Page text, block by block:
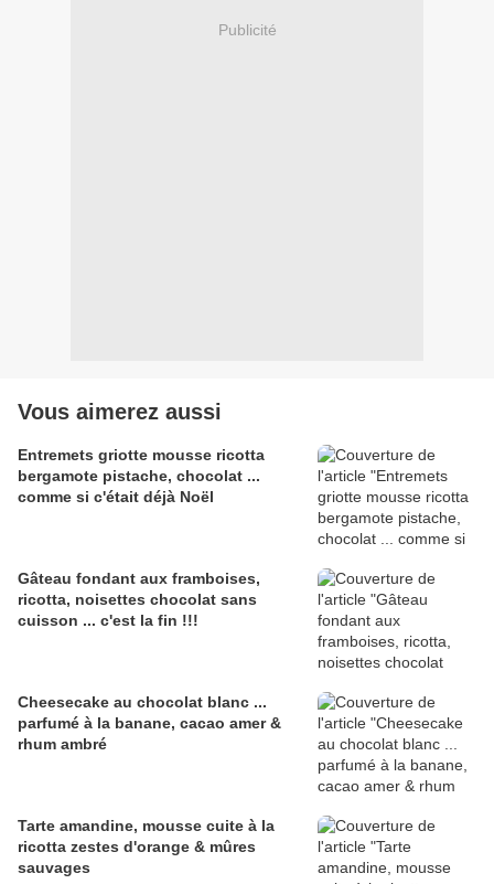
Publicité
Vous aimerez aussi
Entremets griotte mousse ricotta
bergamote pistache, chocolat ...
comme si c'était déjà Noël
Gâteau fondant aux framboises,
ricotta, noisettes chocolat sans
cuisson ... c'est la fin !!!
Cheesecake au chocolat blanc ...
parfumé à la banane, cacao amer &
rhum ambré
Tarte amandine, mousse cuite à la
ricotta zestes d'orange & mûres
sauvages